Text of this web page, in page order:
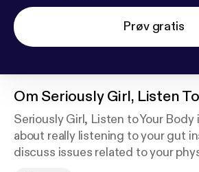
Prøv gratis
Om Seriously Girl, Listen
Seriously Girl, Listen to Your Body
about really listening to your gut
discuss issues related to your